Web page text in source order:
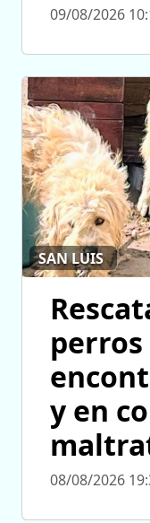
09/08/2026
SAN LUIS
perros
y en
08/08/2026